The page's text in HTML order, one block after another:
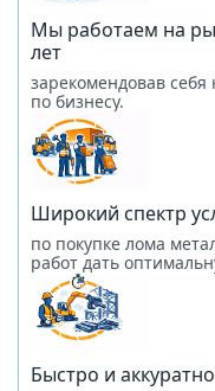
Мы работаем на
лет
зарекомендовав
по бизнесу.
Широкий спектр
по покупке лома
работ дать
Быстро и аккуратно